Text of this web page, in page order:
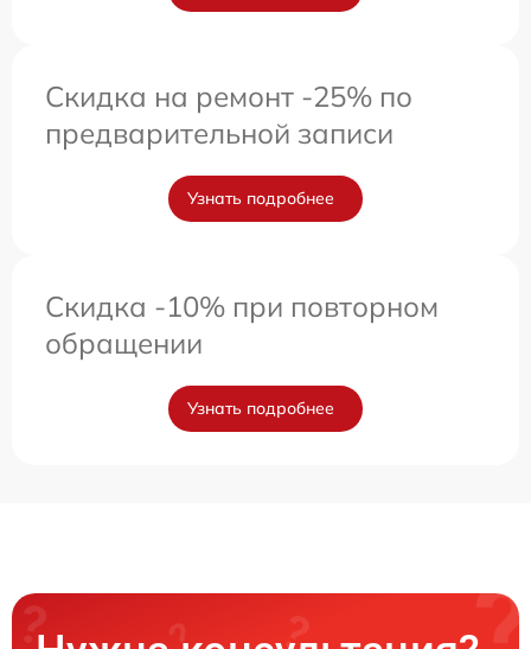
Скидка на ремонт -25% по
предварительной записи
Узнать подробнее
Скидка -10% при повторном
обращении
Узнать подробнее